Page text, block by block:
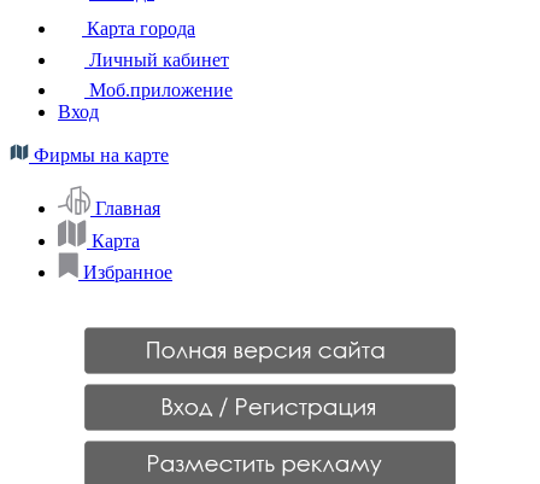
Карта города
Личный кабинет
Моб.приложение
Вход
Фирмы на карте
Главная
Карта
Избранное